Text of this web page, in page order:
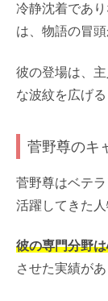
冷静沈着であ
は、物語の冒
彼の登場は、
な波紋を広げ
菅野尊のキ
菅野尊はベテ
活躍してきた人
彼の専門分野
させた実績があ